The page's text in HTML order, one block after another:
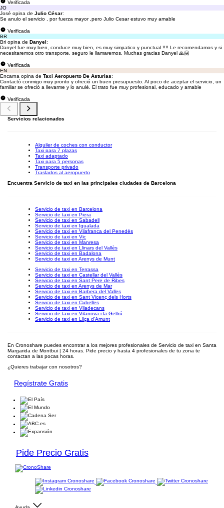
Verificada
JO
José opina de Julio César:
Se anulo el servicio , por fuerza mayor ,pero Julio Cesar estuvo muy amable
Verificada
BR
Bri opina de Danyel:
Danyel fue muy bien, conduce muy bien, es muy simpatico y punctual !!!! Le recomendamos y si
necesitaremos otro transporte, seguro le llamaremos. Muchas gracias Danyel 🙏🤗
Verificada
EN
Encarna opina de Taxi Aeropuerto De Asturias:
Contactó conmigo muy pronto y ofreció un buen presupuesto. Al poco de aceptar el servicio, un
familiar se ofreció a llevarme y lo anulé. El trato fue muy profesional, educado y amable
Verificada
Servicios relacionados
Alquiler de coches con conductor
Taxi para 7 plazas
Taxi adaptado
Taxi para 5 personas
Transporte privado
Traslados al aeropuerto
Encuentra Servicio de taxi en las principales ciudades de Barcelona
Servicio de taxi en Barcelona
Servicio de taxi en Piera
Servicio de taxi en Sabadell
Servicio de taxi en Igualada
Servicio de taxi en Vilafranca del Penedès
Servicio de taxi en Vic
Servicio de taxi en Manresa
Servicio de taxi en Llinars del Vallès
Servicio de taxi en Badalona
Servicio de taxi en Arenys de Munt
Servicio de taxi en Terrassa
Servicio de taxi en Castellar del Vallès
Servicio de taxi en Sant Pere de Ribes
Servicio de taxi en Arenys de Mar
Servicio de taxi en Barbera del Valles
Servicio de taxi en Sant Vicenç dels Horts
Servicio de taxi en Cubelles
Servicio de taxi en Viladecans
Servicio de taxi en Vilanova i la Geltrú
Servicio de taxi en Lliça d'Amunt
En Cronoshare puedes encontrar a los mejores profesionales de Servicio de taxi en Santa
Margarida de Montbui | 24 horas. Pide precio y hasta 4 profesionales de tu zona te
contactan a las pocas horas.
¿Quieres trabajar con nosotros?
Regístrate Gratis
Pide Precio Gratis